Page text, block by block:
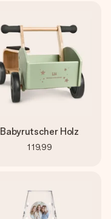
Babyrutscher Holz
119,99